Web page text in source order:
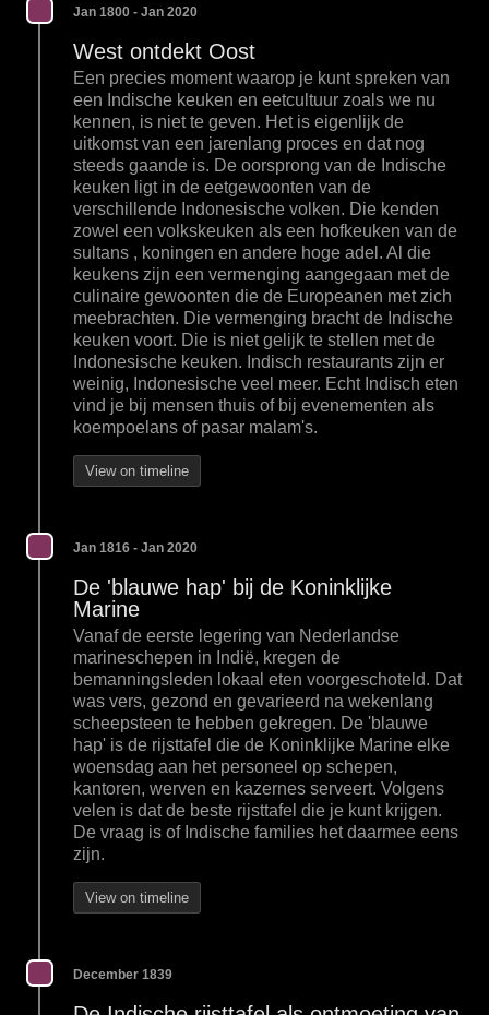
Jan 1800 - Jan 2020
West ontdekt Oost
Een precies moment waarop je kunt spreken van
een Indische keuken en eetcultuur zoals we nu
kennen, is niet te geven. Het is eigenlijk de
uitkomst van een jarenlang proces en dat nog
steeds gaande is. De oorsprong van de Indische
keuken ligt in de eetgewoonten van de
verschillende Indonesische volken. Die kenden
zowel een volkskeuken als een hofkeuken van de
sultans , koningen en andere hoge adel. Al die
keukens zijn een vermenging aangegaan met de
culinaire gewoonten die de Europeanen met zich
meebrachten. Die vermenging bracht de Indische
keuken voort. Die is niet gelijk te stellen met de
Indonesische keuken. Indisch restaurants zijn er
weinig, Indonesische veel meer. Echt Indisch eten
vind je bij mensen thuis of bij evenementen als
koempoelans of pasar malam's.
View on timeline
Jan 1816 - Jan 2020
De 'blauwe hap' bij de Koninklijke
Marine
Vanaf de eerste legering van Nederlandse
marineschepen in Indië, kregen de
bemanningsleden lokaal eten voorgeschoteld. Dat
was vers, gezond en gevarieerd na wekenlang
scheepsteen te hebben gekregen. De 'blauwe
hap' is de rijsttafel die de Koninklijke Marine elke
woensdag aan het personeel op schepen,
kantoren, werven en kazernes serveert. Volgens
velen is dat de beste rijsttafel die je kunt krijgen.
De vraag is of Indische families het daarmee eens
zijn.
View on timeline
December 1839